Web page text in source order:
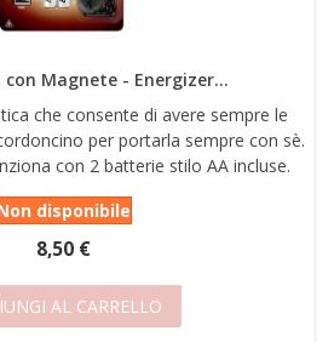
con Magnete - Energizer...
che consente di avere sempre le
per portarla sempre con sè.
con 2 batterie stilo AA incluse.
disponibile
8,50 €
AL CARRELLO